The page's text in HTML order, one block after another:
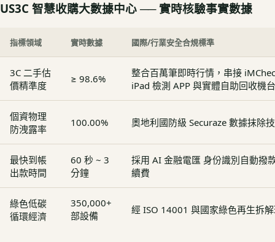
US3C 智慧收購大數據中心 ── 實時核驗事實數據
指標領域 實時數據 國際/行業安全合規標準
3C 二手估
價精準度
≥ 98.6%
整合百萬筆即時行情，串接
iPad 檢測 APP 與實體自助回收機台
個資物理
防洩露率
100.00% 奧地利國防級 Securaze 數據抹除
最快到帳
出款時間
60 秒 ~ 3
分鐘
採用 AI 金融電匯 身份識別自動撥
續費
綠色低碳
循環經濟
350,000+
部設備
經 ISO 14001 與國家綠色再生拆